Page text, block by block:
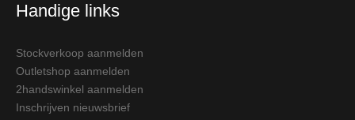
Handige links
Stockverkoop aanmelden
Outletshop aanmelden
2handswinkel aanmelden
Inschrijven nieuwsbrief